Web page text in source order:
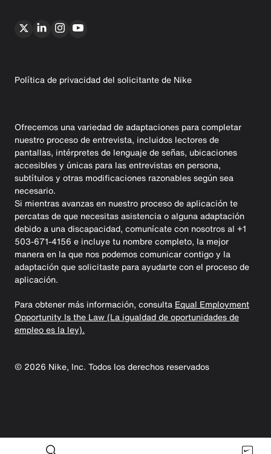
Política de privacidad del solicitante de Nike
Ofrecemos una variedad de adaptaciones para completar
nuestro proceso de entrevista, incluidos lectores de
pantallas, intérpretes de lenguaje de señas, ubicaciones
accesibles y únicas para las entrevistas en persona,
subtítulos y otras modificaciones razonables según sea
necesario.
Si mientras avanzas en nuestro proceso de aplicación te
percatas de que necesitas asistencia o alguna adaptación
debido a una discapacidad, comunícate con nosotros al +1
503-671-4156 e incluye tu nombre completo, la mejor
manera en la que nos podemos comunicar contigo y la
adaptación que solicitaste para ayudarte con el proceso de
aplicación.
Para obtener más información, consulta Equal Employment
Opportunity Is the Law (La igualdad de oportunidades de
empleo es la ley).
© 2026 Nike, Inc. Todos los derechos reservados